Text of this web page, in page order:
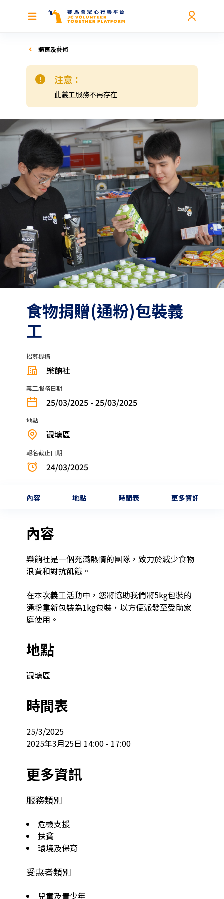
體育及藝術
注意：
此義工服務不再存在
食物捐贈(通粉)包裝義
工
招募機構
樂餉社
義工服務日期
25/03/2025 - 25/03/2025
地點
觀塘區
報名截止日期
24/03/2025
內容 地點 時間表 更多資訊
內容
樂餉社是一個充滿熱情的團隊，致力於減少食物
浪費和對抗飢餓。
在本次義工活動中，您將協助我們將5kg包裝的
通粉重新包裝為1kg包裝，以方便派發至受助家
庭使用。
地點
觀塘區
時間表
25/3/2025
2025年3月25日 14:00 - 17:00
更多資訊
服務類別
危機支援
扶貧
環境及保育
受惠者類別
兒童及青少年